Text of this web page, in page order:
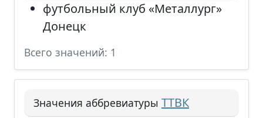
футбольный клуб «Металлург»
Донецк
Всего значений: 1
Значения аббревиатуры ТТВК